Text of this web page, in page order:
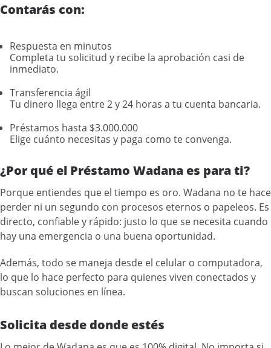
Contarás con:
Respuesta en minutos
Completa tu solicitud y recibe la aprobación casi de
inmediato.
Transferencia ágil
Tu dinero llega entre 2 y 24 horas a tu cuenta bancaria.
Préstamos hasta $3.000.000
Elige cuánto necesitas y paga como te convenga.
¿Por qué el Préstamo Wadana es para ti?
Porque entiendes que el tiempo es oro. Wadana no te hace
perder ni un segundo con procesos eternos o papeleos. Es
directo, confiable y rápido: justo lo que se necesita cuando
hay una emergencia o una buena oportunidad.
Además, todo se maneja desde el celular o computadora,
lo que lo hace perfecto para quienes viven conectados y
buscan soluciones en línea.
Solicita desde donde estés